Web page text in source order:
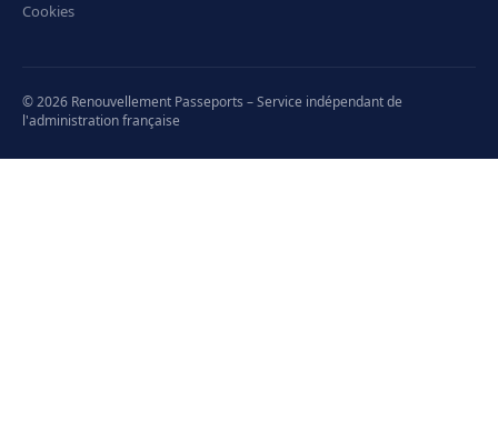
Cookies
© 2026 Renouvellement Passeports – Service indépendant de
l'administration française